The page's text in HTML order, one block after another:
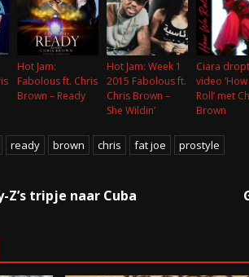
Hot Jam:
Fabolous ft. Chris
Brown – Ready
Hot Jam: Week 1
2015 Fabolous ft.
Chris Brown –
She Wildin’
Ciara dropt
video ‘How
Roll’ met
Brown
ready brown chris fat joe prostyle
Z’s tripje naar Cuba